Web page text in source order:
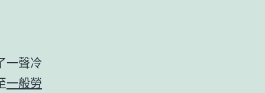
一聲冷
一般勞